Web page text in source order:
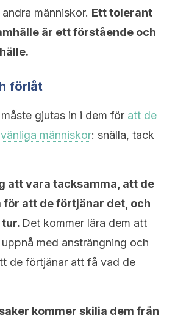
människor. Ett tolerant
är ett förstående och
förlåt
gjutas in i dem för att de
människor: snälla, tack
att vara tacksamma, att de
för att de förtjänar det, och
Det kommer lära dem att
med ansträngning och
de förtjänar att få vad de
kommer skilja dem från